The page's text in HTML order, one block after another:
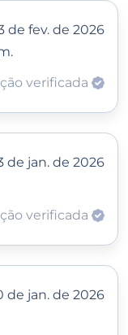
de fev. de 2026
verificada
de jan. de 2026
verificada
de jan. de 2026